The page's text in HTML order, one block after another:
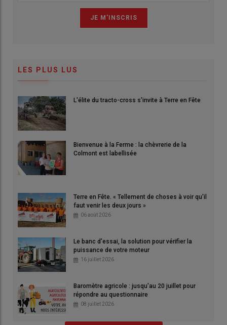
LES PLUS LUS
L'élite du tracto-cross s'invite à Terre en Fête
Bienvenue à la Ferme : la chèvrerie de la
Colmont est labellisée
Terre en Fête. « Tellement de choses à voir qu'il
faut venir les deux jours »
06 août 2026
Le banc d'essai, la solution pour vérifier la
puissance de votre moteur
16 juillet 2026
Baromètre agricole : jusqu'au 20 juillet pour
répondre au questionnaire
08 juillet 2026